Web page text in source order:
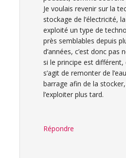
Je voulais revenir sur la
stockage de l’électricité,
exploité un type de
près semblables depuis
d’années, c’est donc pas
si le principe est différent,
s’agit de remonter de
barrage afin de la
l’exploiter plus tard.
Répondre